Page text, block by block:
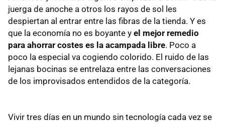
juerga de anoche a otros los rayos de sol les
despiertan al entrar entre las fibras de la tienda. Y es
que la economía no es boyante y el mejor remedio
para ahorrar costes es la acampada libre. Poco a
poco la especial va cogiendo colorido. El ruido de las
lejanas bocinas se entrelaza entre las conversaciones
de los improvisados entendidos de la categoría.
Vivir tres días en un mundo sin tecnología cada vez se